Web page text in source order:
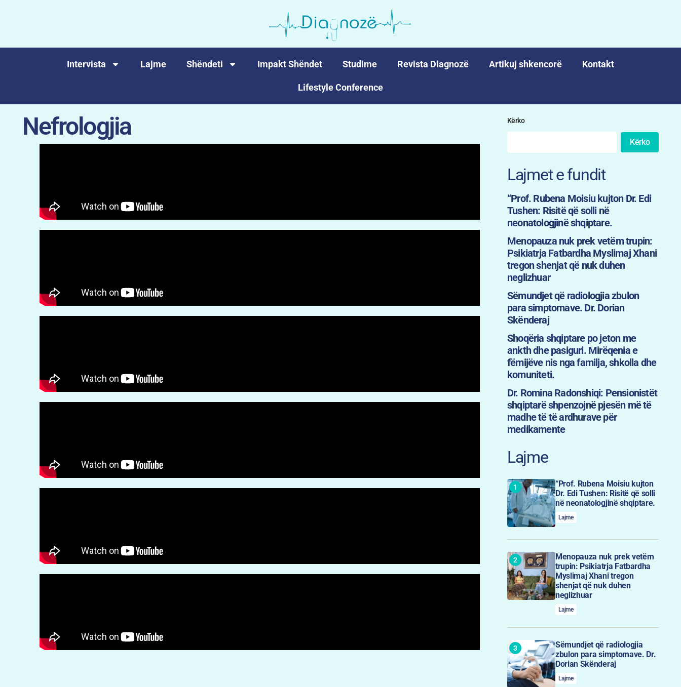
Intervista Lajme Shëndeti Impakt Shëndet Studime Revista Diagnozë Artikuj shkencorë Kontakt
Lifestyle Conference
Nefrologjia Kërko
Kërko
Lajmet e fundit
“Prof. Rubena Moisiu kujton Dr. Edi
Tushen: Risitë që solli në
neonatologjinë shqiptare.
Menopauza nuk prek vetëm trupin:
Psikiatrja Fatbardha Myslimaj Xhani
tregon shenjat që nuk duhen
neglizhuar
Sëmundjet që radiologjia zbulon
para simptomave. Dr. Dorian
Skënderaj
Shoqëria shqiptare po jeton me
ankth dhe pasiguri. Mirëqenia e
fëmijëve nis nga familja, shkolla dhe
komuniteti.
Dr. Romina Radonshiqi: Pensionistët
shqiptarë shpenzojnë pjesën më të
madhe të të ardhurave për
medikamente
Lajme
“Prof. Rubena Moisiu kujton
Dr. Edi Tushen: Risitë që solli
në neonatologjinë shqiptare.
Lajme
Menopauza nuk prek vetëm
trupin: Psikiatrja Fatbardha
Myslimaj Xhani tregon
shenjat që nuk duhen
neglizhuar
Lajme
Sëmundjet që radiologjia
zbulon para simptomave. Dr.
Dorian Skënderaj
Lajme